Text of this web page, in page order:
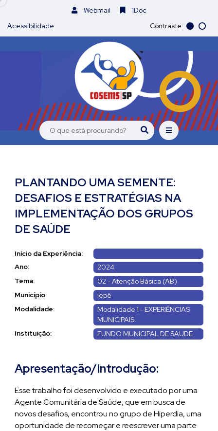
Webmail
1Doc
Acessibilidade
Contraste
PLANTANDO UMA SEMENTE:
DESAFIOS E ESTRATÉGIAS NA
IMPLEMENTAÇÃO DOS GRUPOS
DE SAÚDE
Início da Experiência:
Ano:
2024
Tema:
02 - Atenção Básica (AB)
Município:
Iepê
Modalidade:
Modalidade 1 - EXPERIÊNCIAS
MUNICIPAIS
Instituição:
FUNDO MUNICIPAL DE SAUDE
Apresentação/Introdução:
Esse trabalho foi desenvolvido e executado por uma
Agente Comunitária de Saúde, que em busca de
novos desafios, encontrou no grupo de Hiperdia, uma
oportunidade de recomeçar e reescrever uma parte